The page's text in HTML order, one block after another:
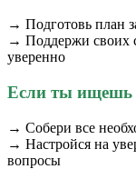
→ Подготовь план
→ Поддержи своих
уверенно
Если ты ищешь
→ Собери все
→ Настройся на
вопросы